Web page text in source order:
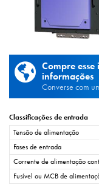
Compre
informações
Converse com
Classificações de entrada
Tensão de alimentação
Fases de entrada
Corrente de alimentação
Fusível ou MCB de